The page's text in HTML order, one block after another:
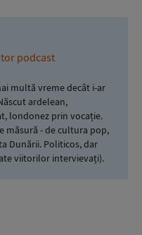
podcast
multă vreme decât i-ar
ardelean,
londonez prin vocație.
măsură - de cultura pop,
Dunării. Politicos, dar
viitorilor intervievați).